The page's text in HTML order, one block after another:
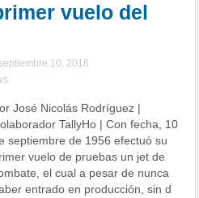
vuelo del
10, 2016
José Nicolás Rodríguez |
TallyHo | Con fecha, 10
septiembre de 1956 efectuó su
vuelo de pruebas un jet de
el cual a pesar de nunca
entrado en producción, sin d